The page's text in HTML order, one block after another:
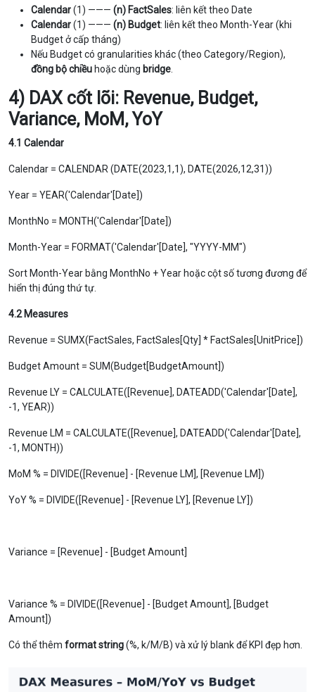
Calendar(1) ——— (n) FactSales: liên kết theo Date
Calendar(1) ——— (n) Budget: liên kết theo Month-Year (khi
Budget ở cấp tháng)
Nếu Budget có granularities khác (theo Category/Region),
đồng bộ chiều hoặc dùng bridge.
4) DAX cốt lõi: Revenue, Budget,
Variance, MoM, YoY
4.1 Calendar
Calendar = CALENDAR (DATE(2023,1,1), DATE(2026,12,31))
Year = YEAR('Calendar'[Date])
MonthNo = MONTH('Calendar'[Date])
Month-Year = FORMAT('Calendar'[Date], "YYYY-MM")
Sort Month-Year bằng MonthNo + Year hoặc cột số tương đương để
hiển thị đúng thứ tự.
4.2 Measures
Revenue = SUMX(FactSales, FactSales[Qty] * FactSales[UnitPrice])
Budget Amount = SUM(Budget[BudgetAmount])
Revenue LY = CALCULATE([Revenue], DATEADD('Calendar'[Date],
-1, YEAR))
Revenue LM = CALCULATE([Revenue], DATEADD('Calendar'[Date],
-1, MONTH))
MoM % = DIVIDE([Revenue] - [Revenue LM], [Revenue LM])
YoY % = DIVIDE([Revenue] - [Revenue LY], [Revenue LY])
Variance = [Revenue] - [Budget Amount]
Variance % = DIVIDE([Revenue] - [Budget Amount], [Budget
Amount])
Có thể thêm format string(%, k/M/B) và xử lý blank để KPI đẹp hơn.